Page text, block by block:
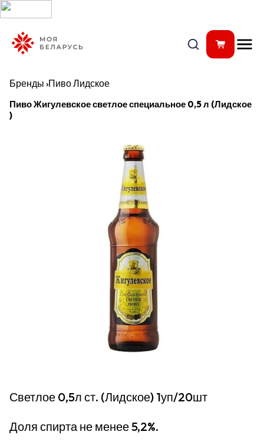
Бренды ›Пиво Лидское
Пиво Жигулевское светлое специальное 0,5 л (Лидское
)
Светлое 0,5л ст. (Лидское) 1уп/20шт
Доля спирта не менее 5,2%.